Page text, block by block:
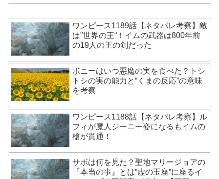
ワンピース1189話【ネタバレ考察】敵
は"世界の王“！イムの武器は800年前
の19人の王の剣だった
ボニーはいつ悪魔の実を食べた？トシ
トシの実の能力と“くまの反応”の意味
を考察
ワンピース1188話【ネタバレ考察】ル
フィが魔人ジーニー姿になるもイムの
槍が貫通！
サボは何を見た？聖地マリージョアの
『本当の事』とは”虚の玉座”に座るイ